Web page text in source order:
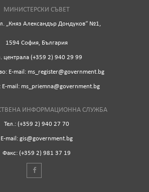
МИНИСТЕРСКИ СЪВЕТ
„Княз Александър Дондуков“ №1,
1594 София, България
централа (+359 2) 940 29 99
Е-mail: ms_register@government.bg
mail: ms_priemna@government.bg
ИНФОРМАЦИОННА СЛУЖБА
Тел.: (+359 2) 940 27 70
Е-mail: gis@government.bg
Факс: (+359 2) 981 37 19